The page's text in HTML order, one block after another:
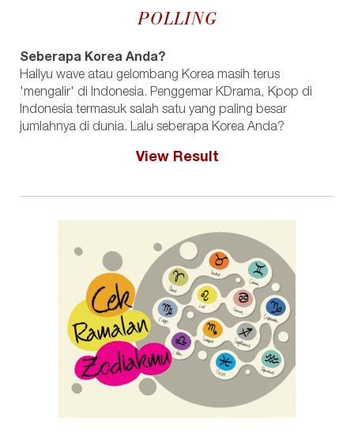
POLLING
Seberapa Korea Anda?
Hallyu wave atau gelombang Korea masih terus
'mengalir' di Indonesia. Penggemar KDrama, Kpop di
Indonesia termasuk salah satu yang paling besar
jumlahnya di dunia. Lalu seberapa Korea Anda?
View Result